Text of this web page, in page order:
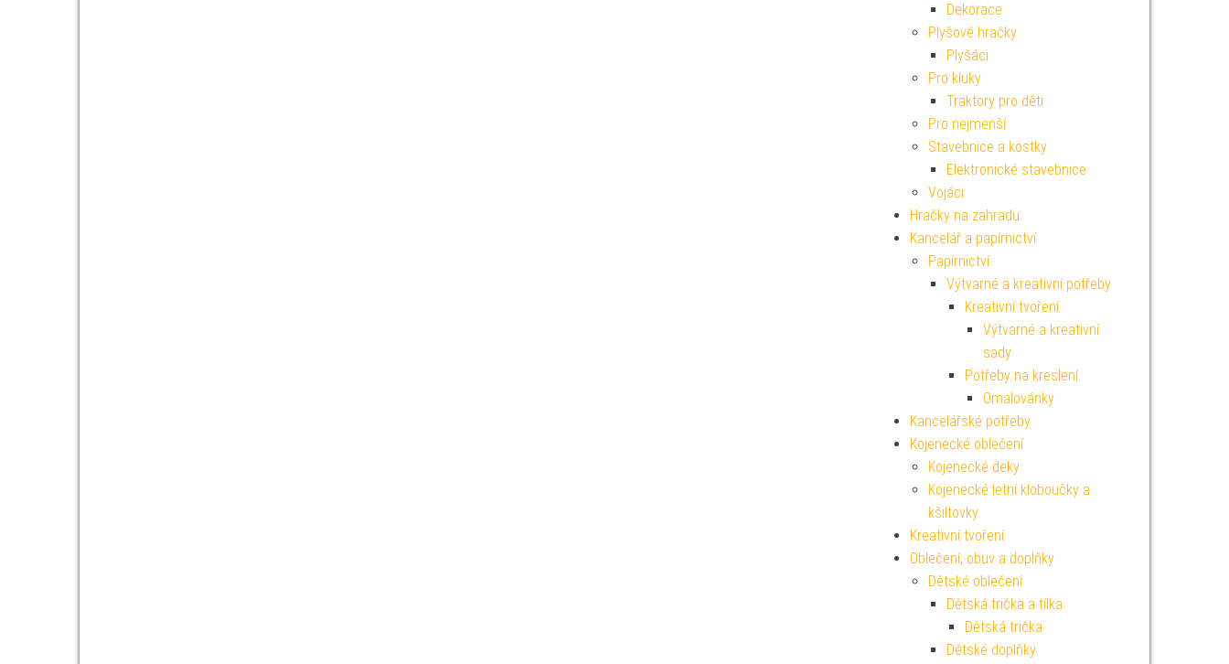
Dekorace
Plyšové hračky
Plyšáci
Pro kluky
Traktory pro děti
Pro nejmenší
Stavebnice a kostky
Elektronické stavebnice
Vojáci
Hračky na zahradu
Kancelář a papírnictví
Papírnictví
Výtvarné a kreativní potřeby
Kreativní tvoření
Výtvarné a kreativní
sady
Potřeby na kreslení
Omalovánky
Kancelářské potřeby
Kojenecké oblečení
Kojenecké deky
Kojenecké letní kloboučky a
kšiltovky
Kreativní tvoření
Oblečení, obuv a doplňky
Dětské oblečení
Dětská trička a tílka
Dětská trička
Dětské doplňky